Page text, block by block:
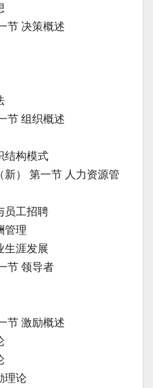
节 决策概述
节 组织概述
结构模式
新） 第一节 人力资源管
员工招聘
管理
生涯发展
节 领导者
节 激励概述
理论